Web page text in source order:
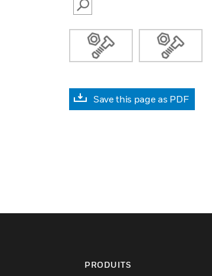
SEARCH
Save this page as PDF
PRODUITS